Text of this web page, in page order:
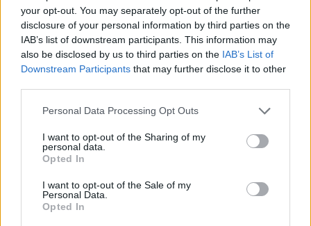
your opt-out. You may separately opt-out of the further
disclosure of your personal information by third parties on the
IAB’s list of downstream participants. This information may
also be disclosed by us to third parties on the IAB’s List of
Downstream Participants that may further disclose it to other
Personal Data Processing Opt Outs
I want to opt-out of the Sharing of my
personal data.
Opted In
I want to opt-out of the Sale of my
Personal Data.
Opted In